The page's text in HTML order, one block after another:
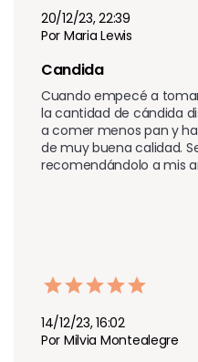
20/12/23, 22:39
Por Maria Lewis
Candida
Cuando empecé a
la cantidad de cándida
a comer menos pan y
de muy buena calidad.
recomendándolo a mis
14/12/23, 16:02
Por Milvia Montealegre